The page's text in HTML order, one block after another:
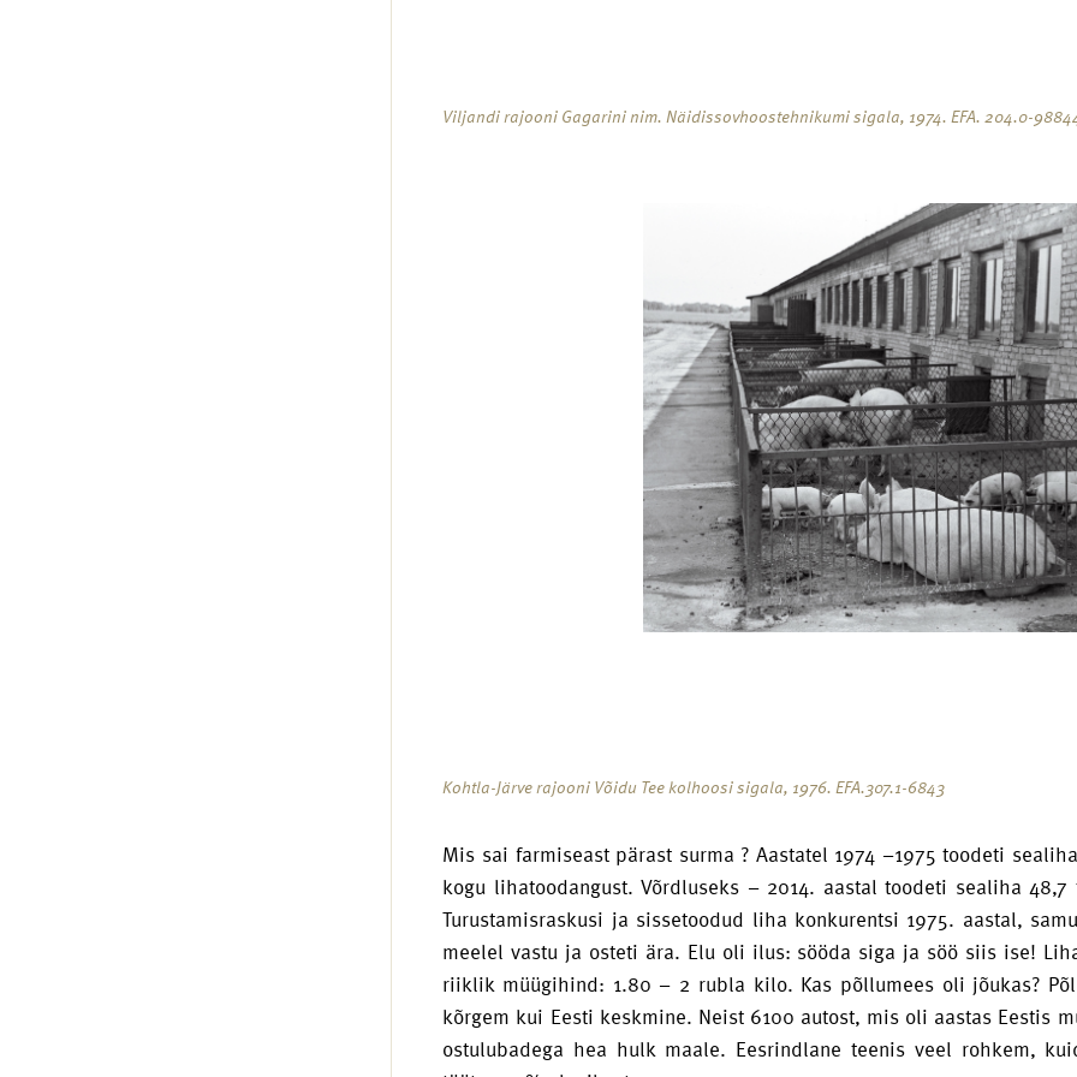
Viljandi rajooni Gagarini nim. Näidissovhoostehnikumi sigala, 1974. EFA. 204.0-
Kohtla-Järve rajooni Võidu Tee kolhoosi sigala, 1976. EFA.307.1-6843
Mis sai farmiseast pärast surma ? Aastatel 1974 –1975 toodeti
kogu lihatoodangust. Võrdluseks – 2014. aastal toodeti sealiha
Turustamisraskusi ja sissetoodud liha konkurentsi 1975. aastal,
meelel vastu ja osteti ära. Elu oli ilus: sööda siga ja söö siis ise!
riiklik müügihind: 1.80 – 2 rubla kilo. Kas põllumees oli jõukas?
kõrgem kui Eesti keskmine. Neist 6100 autost, mis oli aastas Eestis
ostulubadega hea hulk maale. Eesrindlane teenis veel rohkem,